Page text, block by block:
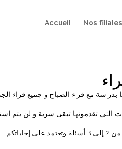
Accueil Nos filiales